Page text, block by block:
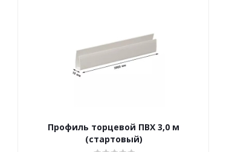
Профиль торцевой ПВХ 3,0 м
(стартовый)